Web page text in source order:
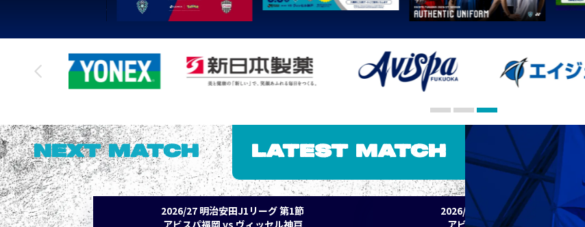
NEXT MATCH LATEST MATCH
2026/27 明治安田J1リーグ 第1節
アビスパ福岡 vs ヴィッセル神戸
2026/27 明治安田J1リーグ 第2節
アビスパ福岡 vs セレッソ大阪